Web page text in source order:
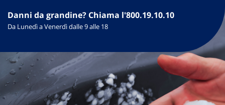
Danni da grandine? Chiama l'800.19.10.10
Da Lunedì a Venerdì dalle 9 alle 18